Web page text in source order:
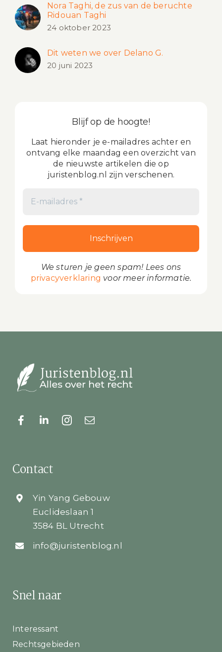
Nora Taghi, de zus van de beruchte
Ridouan Taghi
24 oktober 2023
Dit weten we over Delano G.
20 juni 2023
Blijf op de hoogte!
Laat hieronder je e-mailadres achter en
ontvang elke maandag een overzicht van
de nieuwste artikelen die op
juristenblog.nl zijn verschenen.
We sturen je geen spam! Lees ons
privacyverklaring voor meer informatie.
Snel naar
Interessant
Rechtsgebieden
Contact
Yin Yang Gebouw
Euclideslaan 1
3584 BL Utrecht
info@juristenblog.nl